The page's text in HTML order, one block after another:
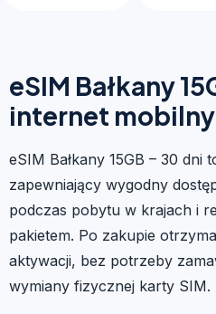
eSIM Bałkany
internet mobilny
eSIM Bałkany 15GB – 30
zapewniający wygodny
podczas pobytu w krajach i
pakietem. Po zakupie
aktywacji, bez potrzeby
wymiany fizycznej karty SIM.